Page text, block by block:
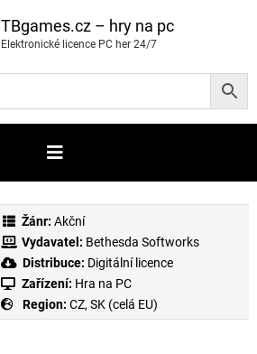
TBgames.cz – hry na pc
Elektronické licence PC her 24/7
Žánr: Akční
Vydavatel: Bethesda Softworks
Distribuce: Digitální licence
Zařízení: Hra na PC
Region: CZ, SK (celá EU)